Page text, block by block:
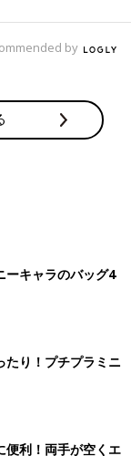
by
ーキャラのバッグ4
たり！プチプラミニ
便利！両手が空くエ